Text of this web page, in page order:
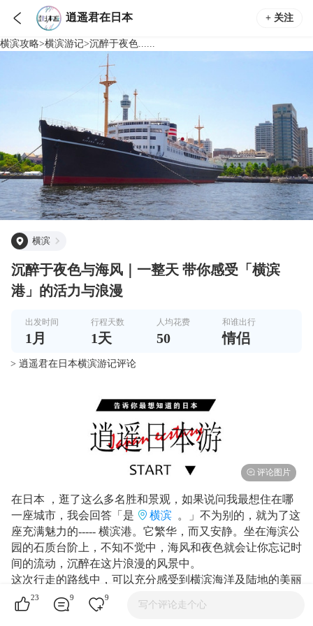
 逍遥君在日本 + 关注
横滨攻略>横滨游记>沉醉于夜色......
横滨
沉醉于夜色与海风｜一整天 带你感受「横滨
港」的活力与浪漫
出发时间
1 月
行程天数
1天
人均花费
50
和谁出行
情侣
> 逍遥君在日本横滨游记评论
在日本 ，逛了这么多名胜和景观，如果说问我最想住在哪
一座城市，我会回答「是
横滨 。」不为别的，就为了这
座充满魅力的----- 横滨港。它繁华，而又安静。坐在海滨公
园的石质台阶上，不知不觉中，海风和夜色就会让你忘记时
间的流动，沉醉在这片浪漫的风景中。
这次行走的路线中，可以充分感受到横滨海洋及陆地的美丽
港湾风光。 我建议先搭乘水上巴士，欣赏
景，然后从
山下公园 沿海慢慢地散步到港みらい地区。
23 9 9
写个评论走个心